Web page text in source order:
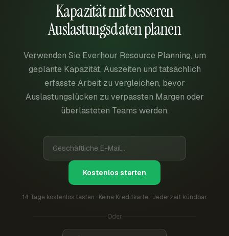
Kapazität mit besseren
Auslastungsdaten planen
Verwenden Sie Everhour Resource Planning, um
geplante Kapazität, Auszeiten und tatsächlich
erfasste Arbeit zu vergleichen, bevor
Auslastungslücken zu verpassten Margen oder
überlasteten Teams werden.
Kostenlos starten
14 Tage kostenlos testen · Keine Kreditkarte · Jederzeit kündbar
Oder